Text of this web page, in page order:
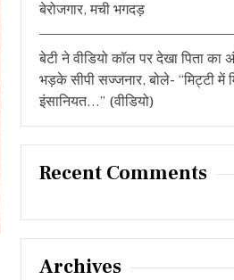
बेरोजगार, मची भगदड़
बेटी ने वीडियो कॉल पर देखा पिता का
भड़के सीपी सज्जनार, बोले- “मिट्टी में
इंसानियत…” (वीडियो)
Recent Comments
Archives